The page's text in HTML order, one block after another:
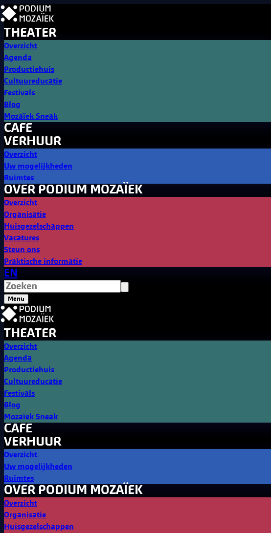
THEATER
Overzicht
Agenda
Productiehuis
Cultuureducatie
Festivals
Blog
Mozaïek Sneak
CAFE
VERHUUR
Overzicht
Uw mogelijkheden
Ruimtes
OVER PODIUM MOZAÏEK
Overzicht
Organisatie
Huisgezelschappen
Vacatures
Steun ons
Praktische informatie
EN
Menu
THEATER
Overzicht
Agenda
Productiehuis
Cultuureducatie
Festivals
Blog
Mozaïek Sneak
CAFE
VERHUUR
Overzicht
Uw mogelijkheden
Ruimtes
OVER PODIUM MOZAÏEK
Overzicht
Organisatie
Huisgezelschappen